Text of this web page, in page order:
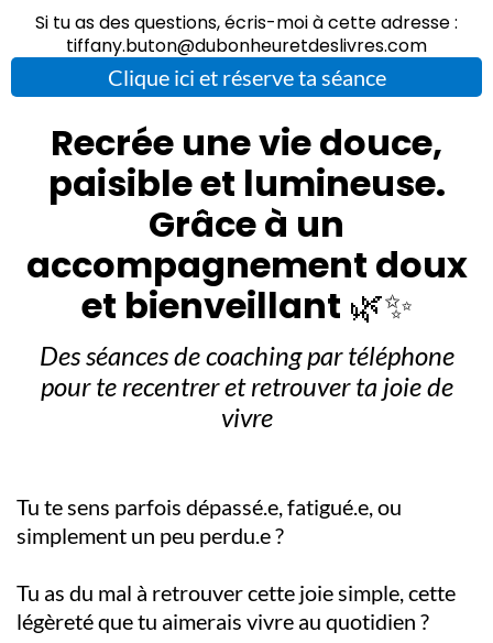
Si tu as des questions, écris-moi à cette adresse :
tiffany.buton@dubonheuretdeslivres.com
Clique ici et réserve ta séance
Recrée une vie douce,
paisible et lumineuse.
Grâce à un
accompagnement doux
et bienveillant 🌿✨
Des séances de coaching par téléphone
pour te recentrer et retrouver ta joie de
vivre
Tu te sens parfois dépassé.e, fatigué.e, ou
simplement un peu perdu.e ?
Tu as du mal à retrouver cette joie simple, cette
légèreté que tu aimerais vivre au quotidien ?